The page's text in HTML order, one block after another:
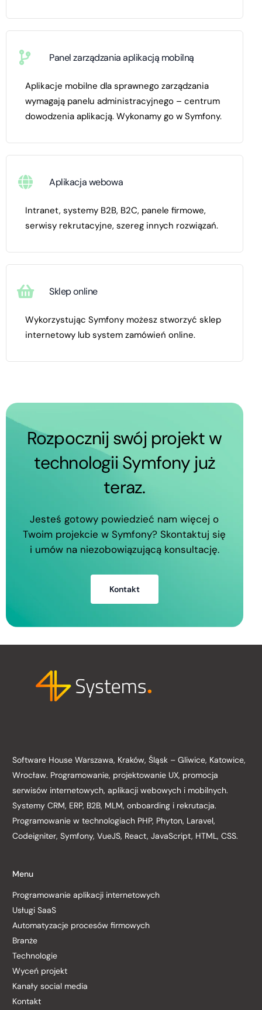
Panel zarządzania aplikacją mobilną
Aplikacje mobilne dla sprawnego zarządzania
wymagają panelu administracyjnego – centrum
dowodzenia aplikacją. Wykonamy go w Symfony.
Aplikacja webowa
Intranet, systemy B2B, B2C, panele firmowe,
serwisy rekrutacyjne, szereg innych rozwiązań.
Sklep online
Wykorzystując Symfony możesz stworzyć sklep
internetowy lub system zamówień online.
Rozpocznij swój projekt w
technologii Symfony już
teraz.
Jesteś gotowy powiedzieć nam więcej o
Twoim projekcie w Symfony? Skontaktuj się
i umów na niezobowiązującą konsultację.
Kontakt
Software House Warszawa, Kraków, Śląsk – Gliwice, Katowice,
Wrocław. Programowanie, projektowanie UX, promocja
serwisów internetowych, aplikacji webowych i mobilnych.
Systemy CRM, ERP, B2B, MLM, onboarding i rekrutacja.
Programowanie w technologiach PHP, Phyton, Laravel,
Codeigniter, Symfony, VueJS, React, JavaScript, HTML, CSS.
Menu
Programowanie aplikacji internetowych
Usługi SaaS
Automatyzacje procesów firmowych
Branże
Technologie
Wyceń projekt
Kanały social media
Kontakt